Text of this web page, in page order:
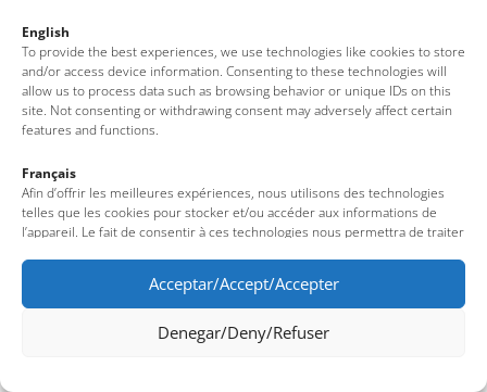
English
To provide the best experiences, we use technologies like cookies to store
and/or access device information. Consenting to these technologies will
allow us to process data such as browsing behavior or unique IDs on this
site. Not consenting or withdrawing consent may adversely affect certain
features and functions.
Français
Afin d’offrir les meilleures expériences, nous utilisons des technologies
telles que les cookies pour stocker et/ou accéder aux informations de
l’appareil. Le fait de consentir à ces technologies nous permettra de traiter
uniques sur ce site. Le fait de ne pas consentir ou de retirer son
consentement peut avoir un effet négatif sur certaines fonctionnalités et
caractéristiques du site.
Acceptar/Accept/Accepter
Denegar/Deny/Refuser